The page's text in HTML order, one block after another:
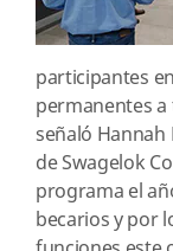
participantes
permanentes
señaló
de Swagelok
programa el
becarios y por